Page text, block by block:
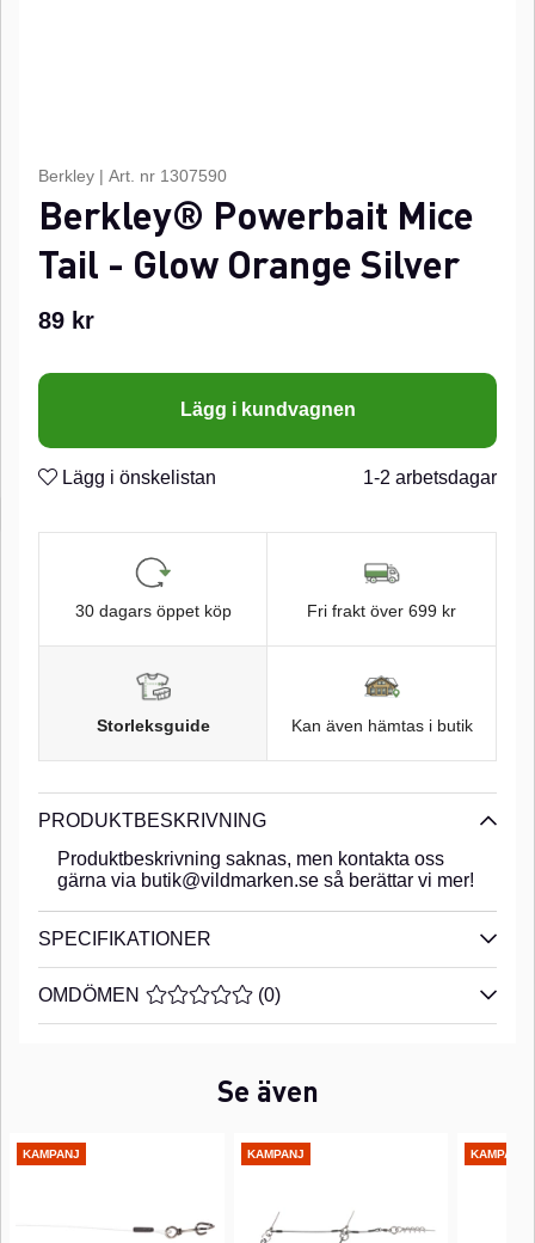
Berkley | Art. nr 1307590
Berkley® Powerbait Mice
Tail - Glow Orange Silver
89 kr
Lägg i kundvagnen
Lägg i önskelistan 1-2 arbetsdagar
30 dagars öppet köp Fri frakt över 699 kr
Storleksguide Kan även hämtas i butik
PRODUKTBESKRIVNING
Produktbeskrivning saknas, men kontakta oss
gärna via butik@vildmarken.se så berättar vi mer!
SPECIFIKATIONER
OMDÖMEN MEDELBETYG 0 AV 5 ANTAL BETYG 0
(0)
Se även
KAMPANJ KAMPANJ KAMPANJ